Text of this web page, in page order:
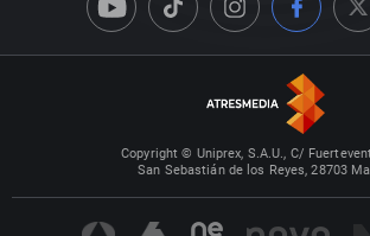
Copyright © Uniprex, S.A.U., C/
San Sebastián de los Reyes, 28703